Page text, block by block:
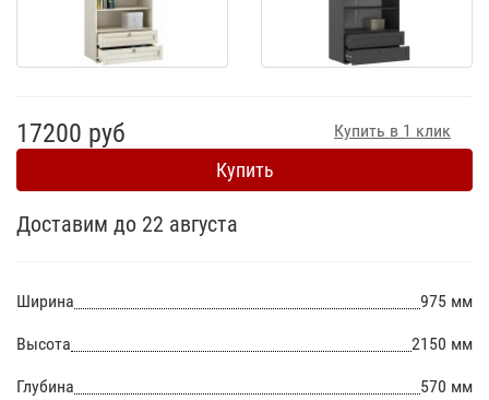
Купить в 1 клик
17200 руб
Купить
Доставим до 22 августа
Ширина 975 мм
Высота 2150 мм
Глубина 570 мм